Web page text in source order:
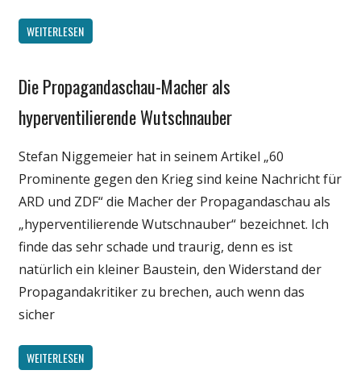
WEITERLESEN
Gesellschaft
Medien
Politik
Die Propagandaschau-Macher als
hyperventilierende Wutschnauber
Stefan Niggemeier hat in seinem Artikel „60
Prominente gegen den Krieg sind keine Nachricht für
ARD und ZDF“ die Macher der Propagandaschau als
„hyperventilierende Wutschnauber“ bezeichnet. Ich
finde das sehr schade und traurig, denn es ist
natürlich ein kleiner Baustein, den Widerstand der
Propagandakritiker zu brechen, auch wenn das
sicher
WEITERLESEN